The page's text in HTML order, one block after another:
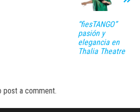
“fiesTANGO”
pasión y
elegancia en
Thalia Theatre
post a comment.